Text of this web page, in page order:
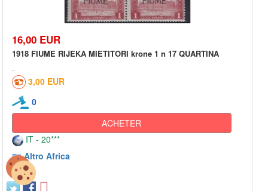
16,00 EUR
1918 FIUME RIJEKA MIETITORI krone 1 n 17 QUARTINA
3,00 EUR
0
ACHETER
IT - 20***
Altro Africa